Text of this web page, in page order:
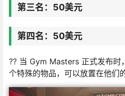
第三名：50美元
第四名：50美元
?? 当 Gym Masters 正式发布时
个特殊的物品，可以放置在他们